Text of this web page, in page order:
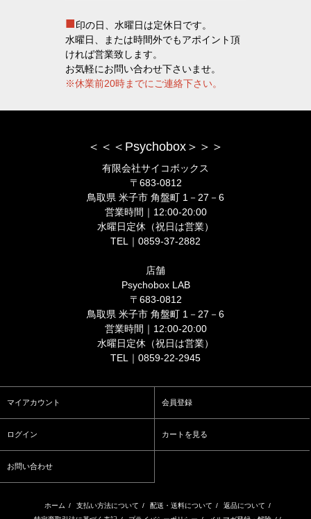
■印の日、水曜日は定休日です。
水曜日、または時間外でもアポイント頂
ければ営業致します。
お気軽にお問い合わせ下さいませ。
※休業前20時までにご連絡下さい。
＜＜＜Psychobox＞＞＞
有限会社サイコボックス
〒683-0812
鳥取県 米子市 角盤町 1－27－6
営業時間｜12:00-20:00
水曜日定休（祝日は営業）
TEL｜0859-37-2882
店舗
Psychobox LAB
〒683-0812
鳥取県 米子市 角盤町 1－27－6
営業時間｜12:00-20:00
水曜日定休（祝日は営業）
TEL｜0859-22-2945
マイアカウント 会員登録
ログイン カートを見る
お問い合わせ
ホーム / 支払い方法について / 配送・送料について / 返品について /